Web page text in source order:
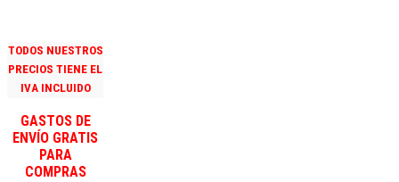
TODOS NUESTROS
PRECIOS TIENE EL
IVA INCLUIDO
GASTOS DE
ENVÍO GRATIS
PARA
COMPRAS